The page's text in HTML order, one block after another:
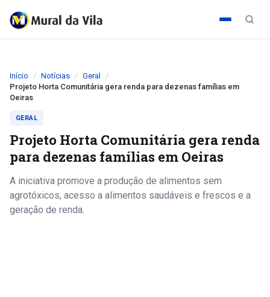
Início Notícias
Geral
Projeto Horta Comunitária gera renda para dezenas famílias em
Oeiras
GERAL
Projeto Horta Comunitária gera renda
para dezenas famílias em Oeiras
A iniciativa promove a produção de alimentos sem
agrotóxicos, acesso a alimentos saudáveis e frescos e a
geração de renda.